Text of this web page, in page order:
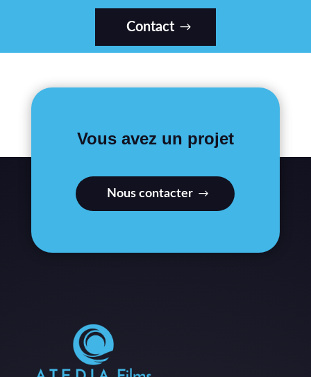
Contact
Vous avez un projet
Nous contacter